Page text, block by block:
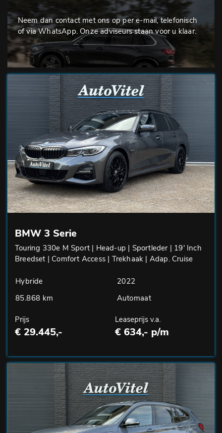
Neem dan contact met ons op per e-mail, telefonisch
of via WhatsApp. Onze adviseurs staan voor u klaar.
BMW 3 Serie
Touring 330e M Sport | Head-up | Sportleder | 19' Inch
Breedset | Comfort Access | Trekhaak | Adap. Cruise
Hybride
2022
85.868 km
Automaat
Prijs
€ 29.445,-
Leaseprijs v.a.
€ 634,- p/m